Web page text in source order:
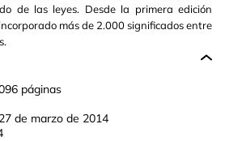
de las leyes. Desde la primera edición
más de 2.000 significados entre
páginas
27 de marzo de 2014